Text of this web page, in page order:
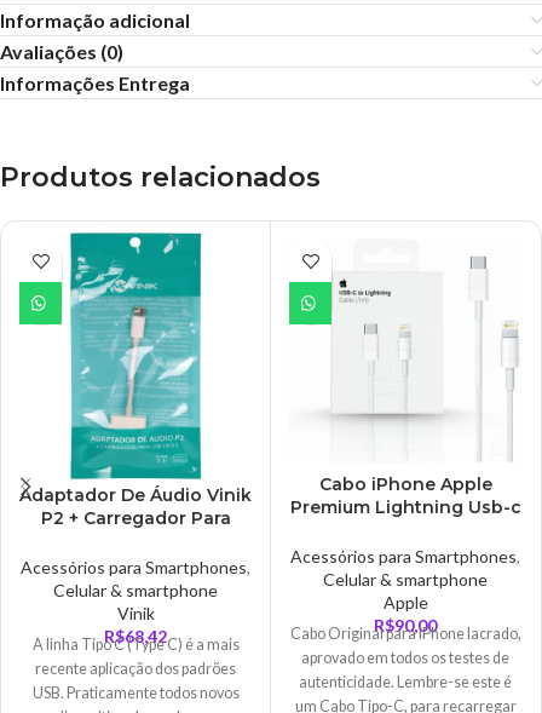
Informação adicional
Avaliações (0)
Informações Entrega
Produtos relacionados
Adaptador De Áudio Vinik
P2 + Carregador Para
Acessórios para Smartphones,
Celular & smartphone
Vinik
R$68,42
A linha Tipo C (Type C) é a mais
recente aplicação dos padrões
USB. Praticamente todos novos
Cabo iPhone Apple
Premium Lightning Usb-c
MD818M/A
Acessórios para Smartphones,
Celular & smartphone
Apple
R$90,00
Cabo Original para iPhone lacrado,
aprovado em todos os testes de
autenticidade. Lembre-se este é
um Cabo Tipo-C, para recarregar